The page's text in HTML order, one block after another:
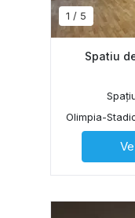
1 / 5
Spatiu
Olimpia-